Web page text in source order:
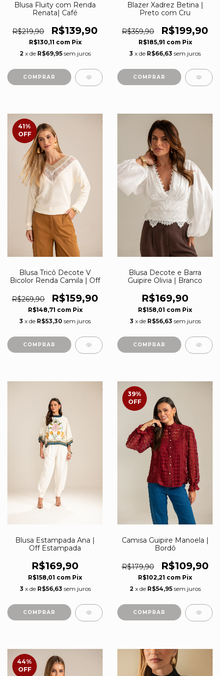
Blusa Fluity com Renda
Renata| Café
R$219,90 R$139,90
R$130,11 com Pix
2 x de R$69,95 sem juros
COMPRAR
Blazer Xadrez Betina |
Preto com Cru
R$359,90 R$199,90
R$185,91 com Pix
3 x de R$66,63 sem juros
COMPRAR
41%
OFF
Blusa Tricô Decote V
Bicolor Renda Camila | Off
R$269,90 R$159,90
R$148,71 com Pix
3 x de R$53,30 sem juros
COMPRAR
Blusa Decote e Barra
Guipire Olivia | Branco
R$169,90
R$158,01 com Pix
3 x de R$56,63 sem juros
COMPRAR
Blusa Estampada Ana |
Off Estampada
R$169,90
R$158,01 com Pix
3 x de R$56,63 sem juros
COMPRAR
39%
OFF
Camisa Guipire Manoela |
Bordô
R$179,90 R$109,90
R$102,21 com Pix
2 x de R$54,95 sem juros
COMPRAR
44%
OFF